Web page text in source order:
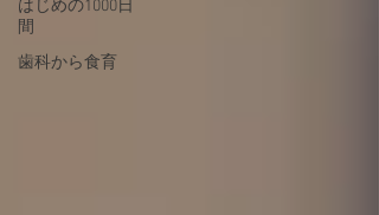
はじめの1000日
間
歯科から食育